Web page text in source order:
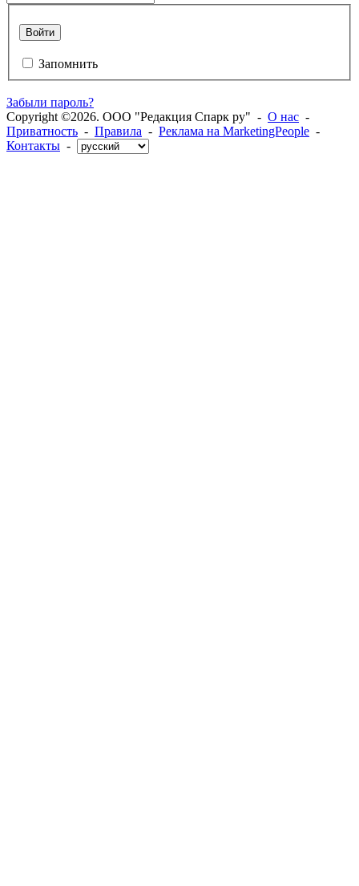
Войти
Запомнить
Забыли пароль?
Copyright ©2026. ООО "Редакция Спарк ру" - О нас -
Приватность - Правила - Реклама на MarketingPeople -
Контакты -